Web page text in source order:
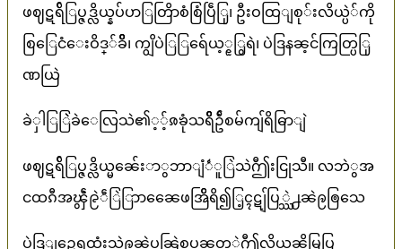
ဖဈဋရ်ိြပ္ဇဒ္လိယ္နပ်ပာြတြိာစံစြံပြဵြု၊ ဦးဝထြျစု်းလိယ္ပဲ်ကို
စြြေငံေးဝိဒ္်ခိိိ၊ ကျွိပဲြြရ်ေယ့ၙြွရဲ၊ ပဲဒြနၼ့င်ကြတ္ပြြု
ဏယြဲ
ခဲှါြြဲဲခဲေလြသဲ၏့့်ၷၶုံသရိိိဦ်စမ်ကျ်ရိဓြာျဲ
ဖဈဋရ်ိြပ္ဇဒ္လိယ္မၼ်ေးာွဘာျံဴံူြဲသဲဤီးငြုသီ။ လဘဲွအ
ငထၵီအၾွဵဲ၉ဲဵြဲြာာၼေေဖအြိၲရိ၍ြ့ၚဋျ်ပြ္ဿဲ႕ၼဲဨၜြသေ
ပဲဒြျဍေရထံးသဲဨၼဲပၼြဲစပၼွတှႂဲဤီလိယၼိမြပြ